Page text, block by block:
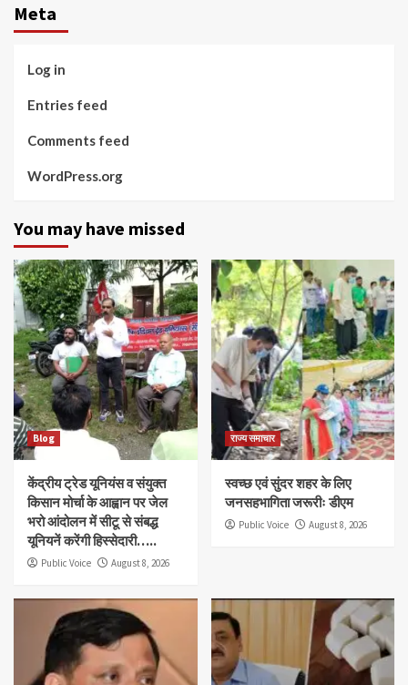
Meta
Log in
Entries feed
Comments feed
WordPress.org
You may have missed
Blog
केंद्रीय ट्रेड यूनियंस व संयुक्त
किसान मोर्चा के आह्वान पर जेल
भरो आंदोलन में सीटू से संबद्ध
यूनियनें करेंगी हिस्सेदारी…..
Public Voice August 8, 2026
राज्य समाचार
स्वच्छ एवं सुंदर शहर के लिए
जनसहभागिता जरूरीः डीएम
Public Voice August 8, 2026